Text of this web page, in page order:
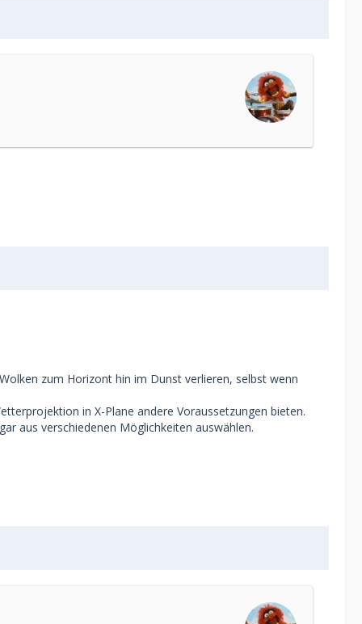
zum Horizont hin im Dunst verlieren, selbst wenn
in X-Plane andere Voraussetzungen bieten.
aus verschiedenen Möglichkeiten auswählen.